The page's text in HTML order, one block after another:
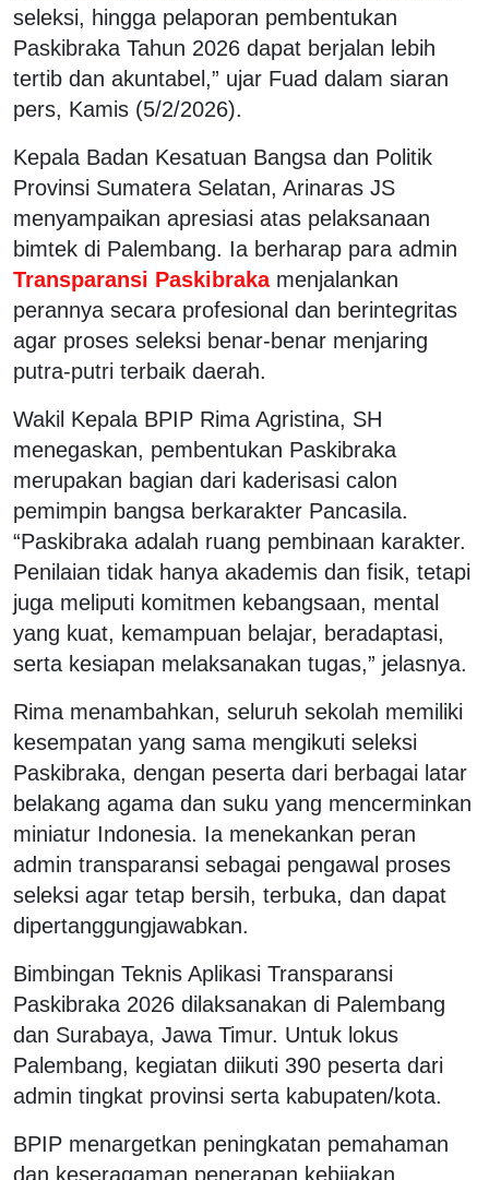
seleksi, hingga pelaporan pembentukan
Paskibraka Tahun 2026 dapat berjalan lebih
tertib dan akuntabel,” ujar Fuad dalam siaran
pers, Kamis (5/2/2026).
Kepala Badan Kesatuan Bangsa dan Politik
Provinsi Sumatera Selatan, Arinaras JS
menyampaikan apresiasi atas pelaksanaan
bimtek di Palembang. Ia berharap para admin
Transparansi Paskibraka menjalankan
perannya secara profesional dan berintegritas
agar proses seleksi benar-benar menjaring
putra-putri terbaik daerah.
Wakil Kepala BPIP Rima Agristina, SH
menegaskan, pembentukan Paskibraka
merupakan bagian dari kaderisasi calon
pemimpin bangsa berkarakter Pancasila.
“Paskibraka adalah ruang pembinaan karakter.
Penilaian tidak hanya akademis dan fisik, tetapi
juga meliputi komitmen kebangsaan, mental
yang kuat, kemampuan belajar, beradaptasi,
serta kesiapan melaksanakan tugas,” jelasnya.
Rima menambahkan, seluruh sekolah memiliki
kesempatan yang sama mengikuti seleksi
Paskibraka, dengan peserta dari berbagai latar
belakang agama dan suku yang mencerminkan
miniatur Indonesia. Ia menekankan peran
admin transparansi sebagai pengawal proses
seleksi agar tetap bersih, terbuka, dan dapat
dipertanggungjawabkan.
Bimbingan Teknis Aplikasi Transparansi
Paskibraka 2026 dilaksanakan di Palembang
dan Surabaya, Jawa Timur. Untuk lokus
Palembang, kegiatan diikuti 390 peserta dari
admin tingkat provinsi serta kabupaten/kota.
BPIP menargetkan peningkatan pemahaman
dan keseragaman penerapan kebijakan